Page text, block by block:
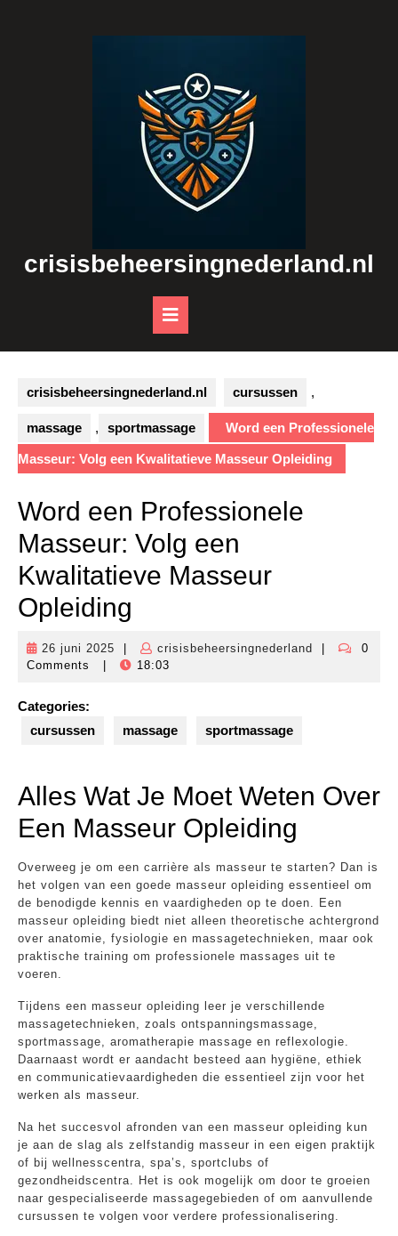
crisisbeheersingnederland.nl
Button
crisisbeheersingnederland.nl cursussen ,
massage , sportmassage Word een Professionele
Masseur: Volg een Kwalitatieve Masseur Opleiding
Word een Professionele
Masseur: Volg een
Kwalitatieve Masseur
Opleiding
26 juni 2025
26
juni
crisisbeheersingnederland
0
Comments
18:03
Categories:
cursussen
massage sportmassage
Alles Wat Je Moet Weten Over
Een Masseur Opleiding
Overweeg je om een carrière als masseur te starten? Dan is
het volgen van een goede masseur opleiding essentieel om
de benodigde kennis en vaardigheden op te doen. Een
masseur opleiding biedt niet alleen theoretische achtergrond
over anatomie, fysiologie en massagetechnieken, maar ook
praktische training om professionele massages uit te
voeren.
Tijdens een masseur opleiding leer je verschillende
massagetechnieken, zoals ontspanningsmassage,
sportmassage, aromatherapie massage en reflexologie.
Daarnaast wordt er aandacht besteed aan hygiëne, ethiek
en communicatievaardigheden die essentieel zijn voor het
werken als masseur.
Na het succesvol afronden van een masseur opleiding kun
je aan de slag als zelfstandig masseur in een eigen praktijk
of bij wellnesscentra, spa’s, sportclubs of
gezondheidscentra. Het is ook mogelijk om door te groeien
naar gespecialiseerde massagegebieden of om aanvullende
cursussen te volgen voor verdere professionalisering.